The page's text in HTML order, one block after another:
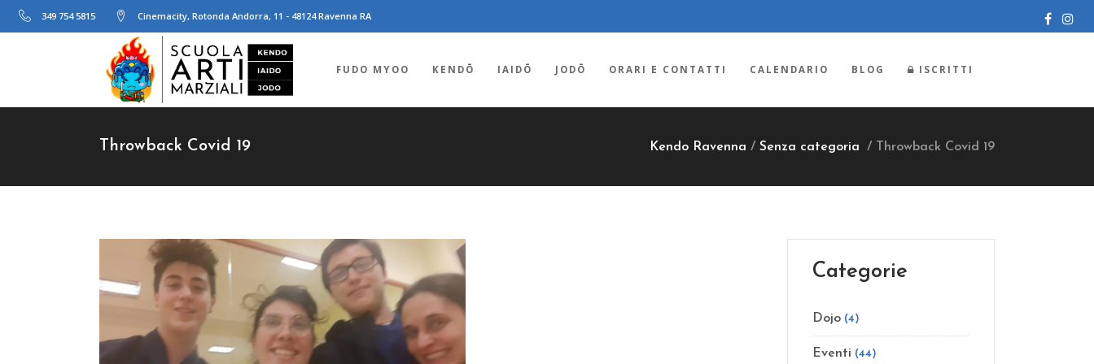
349 754 5815 Cinemacity, Rotonda Andorra, 11 - 48124 Ravenna RA
FUDO MYOO KENDŌ IAIDŌ JODŌ ORARI E CONTATTI CALENDARIO BLOG ISCRITTI
Throwback Covid 19 Kendo Ravenna / Senza categoria / Throwback Covid 19
Categorie
Dojo (4)
Eventi (44)